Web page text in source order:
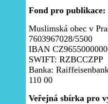
Fond pro publikace:
Muslimská obec v
7603967028/5500
IBAN
SWIFT: RZBCCZPP
Banka:
110 00
Veřejná sbírka pro